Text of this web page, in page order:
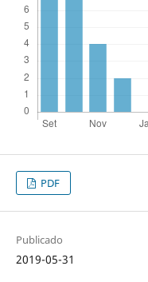
PDF
Publicado
2019-05-31